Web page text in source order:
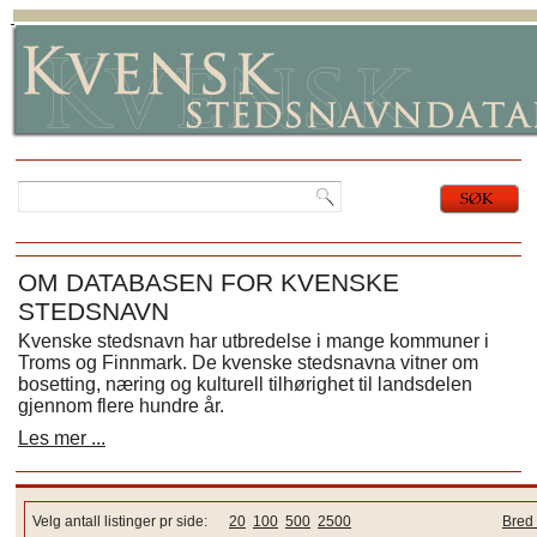
OM DATABASEN FOR KVENSKE
STEDSNAVN
Kvenske stedsnavn har utbredelse i mange kommuner i
Troms og Finnmark. De kvenske stedsnavna vitner om
bosetting, næring og kulturell tilhørighet til landsdelen
gjennom flere hundre år.
Les mer ...
Velg antall listinger pr side: 20 100 500 2500